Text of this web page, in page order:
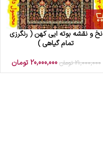
نخ و نقشه بوته ایی کهن ( رنگرزی
تمام گیاهی )
21,000,000 تومان 20,000,000 تومان